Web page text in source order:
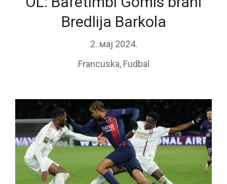
Bredlija Barkola
2. мај 2024.
Francuska, Fudbal